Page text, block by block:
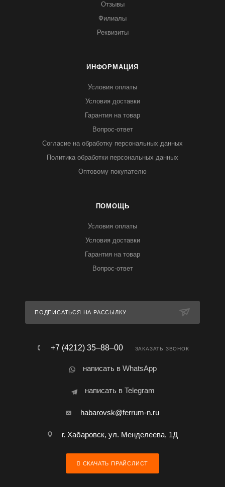
Отзывы
Филиалы
Реквизиты
ИНФОРМАЦИЯ
Условия оплаты
Условия доставки
Гарантия на товар
Вопрос-ответ
Согласие на обработку персональных данных
Политика обработки персональных данных
Оптовому покупателю
ПОМОЩЬ
Условия оплаты
Условия доставки
Гарантия на товар
Вопрос-ответ
ПОДПИСАТЬСЯ НА РАССЫЛКУ
+7 (4212) 35‒88‒00 ЗАКАЗАТЬ ЗВОНОК
написать в WhatsApp
написать в Telegram
habarovsk@ferrum-n.ru
г. Хабаровск, ул. Менделеева, 1Д
СКАЧАТЬ ПРАЙСЛИСТ